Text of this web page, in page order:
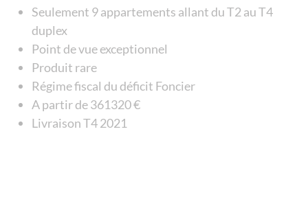
Seulement 9 appartements allant du T2 au T4
duplex
Point de vue exceptionnel
Produit rare
Régime fiscal du déficit Foncier
A partir de 361320 €
Livraison T4 2021